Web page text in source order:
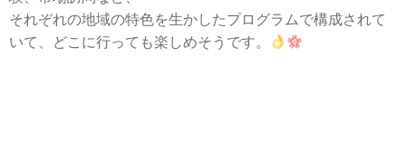
それぞれの地域の特色を生かしたプログラムで構成されて
いて、どこに行っても楽しめそうです。